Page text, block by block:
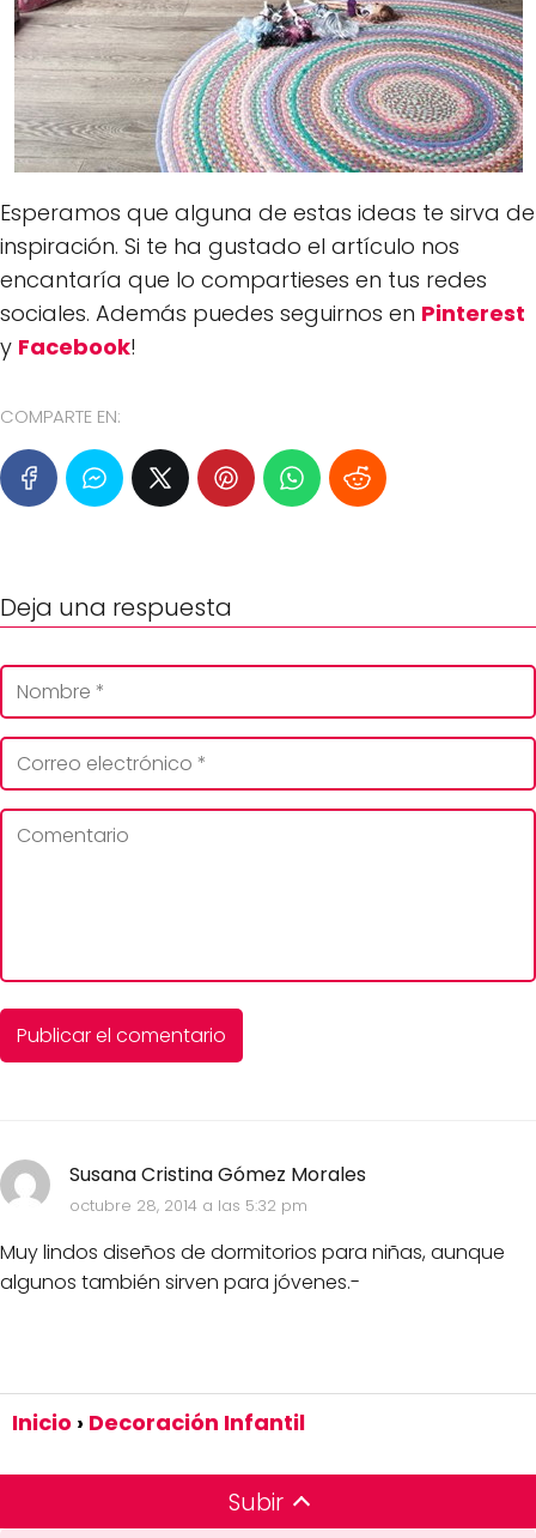
Esperamos que alguna de estas ideas te sirva de
inspiración. Si te ha gustado el artículo nos
encantaría que lo compartieses en tus redes
sociales. Además puedes seguirnos en Pinterest
y Facebook!
COMPARTE EN:
Susana Cristina Gómez Morales
octubre 28, 2014 a las 5:32 pm
Muy lindos diseños de dormitorios para niñas, aunque
algunos también sirven para jóvenes.-
Deja una respuesta
Inicio Decoración Infantil
Subir